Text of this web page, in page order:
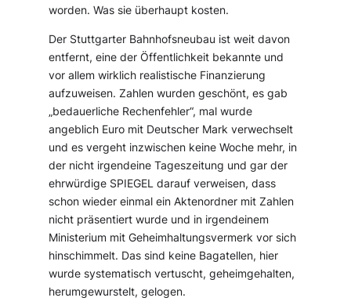
worden. Was sie überhaupt kosten.
Der Stuttgarter Bahnhofsneubau ist weit davon
entfernt, eine der Öffentlichkeit bekannte und
vor allem wirklich realistische Finanzierung
aufzuweisen. Zahlen wurden geschönt, es gab
„bedauerliche Rechenfehler“, mal wurde
angeblich Euro mit Deutscher Mark verwechselt
und es vergeht inzwischen keine Woche mehr, in
der nicht irgendeine Tageszeitung und gar der
ehrwürdige SPIEGEL darauf verweisen, dass
schon wieder einmal ein Aktenordner mit Zahlen
nicht präsentiert wurde und in irgendeinem
Ministerium mit Geheimhaltungsvermerk vor sich
hinschimmelt. Das sind keine Bagatellen, hier
wurde systematisch vertuscht, geheimgehalten,
herumgewurstelt, gelogen.